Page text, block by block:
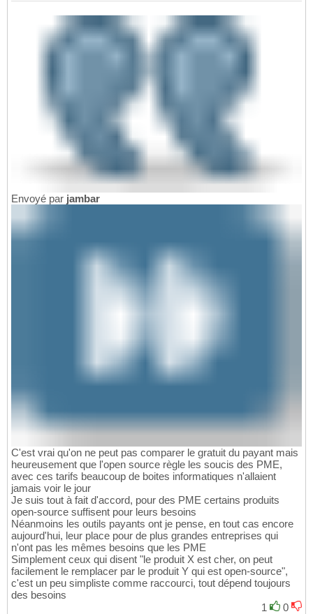
Envoyé par jambar
C'est vrai qu'on ne peut pas comparer le gratuit du payant mais
heureusement que l'open source règle les soucis des PME,
avec ces tarifs beaucoup de boites informatiques n'allaient
jamais voir le jour
Je suis tout à fait d'accord, pour des PME certains produits
open-source suffisent pour leurs besoins
Néanmoins les outils payants ont je pense, en tout cas encore
aujourd'hui, leur place pour de plus grandes entreprises qui
n'ont pas les mêmes besoins que les PME
Simplement ceux qui disent "le produit X est cher, on peut
facilement le remplacer par le produit Y qui est open-source",
c'est un peu simpliste comme raccourci, tout dépend toujours
des besoins
1
0